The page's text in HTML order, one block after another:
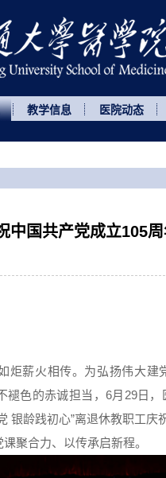
教学信息 医院动态
中国共产党成立105
炬薪火相传。为弘扬伟大建
褪色的赤诚担当，6月29日
银龄践初心”离退休教职工庆
聚合力、以传承启新程。